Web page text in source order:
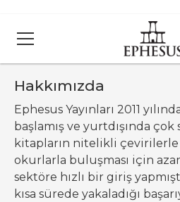
Hakkımızda
Ephesus Yayınları 2011
başlamış ve yurtdışında
kitapların nitelikli çevirilerle
okurlarla buluşması için
sektöre hızlı bir giriş
kısa sürede yakaladığı